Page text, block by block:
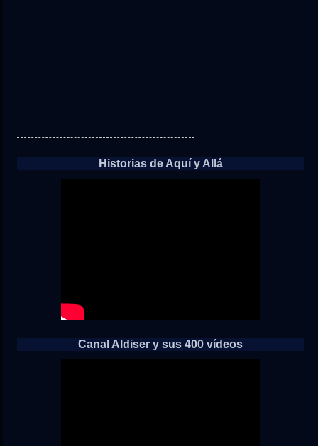
Historias de Aquí y Allá
Canal Aldiser y sus 400 vídeos